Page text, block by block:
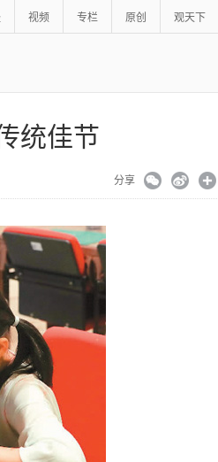
视频 专栏 原创 观天下
统佳节
分享